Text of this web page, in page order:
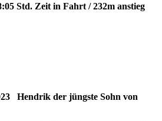
Std. Zeit in Fahrt / 232m anstieg
Hendrik der jüngste Sohn von